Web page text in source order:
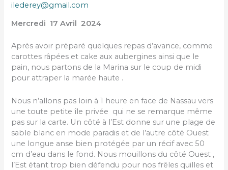
ilederey@gmail.com
Mercredi 17 Avril 2024
Après avoir préparé quelques repas d’avance, comme
carottes râpées et cake aux aubergines ainsi que le
pain, nous partons de la Marina sur le coup de midi
pour attraper la marée haute .
Nous n’allons pas loin à 1 heure en face de Nassau vers
une toute petite île privée qui ne se remarque même
pas sur la carte. Un côté à l’Est donne sur une plage de
sable blanc en mode paradis et de l’autre côté Ouest
une longue anse bien protégée par un récif avec 50
cm d’eau dans le fond. Nous mouillons du côté Ouest ,
l’Est étant trop bien défendu pour nos frêles quilles et